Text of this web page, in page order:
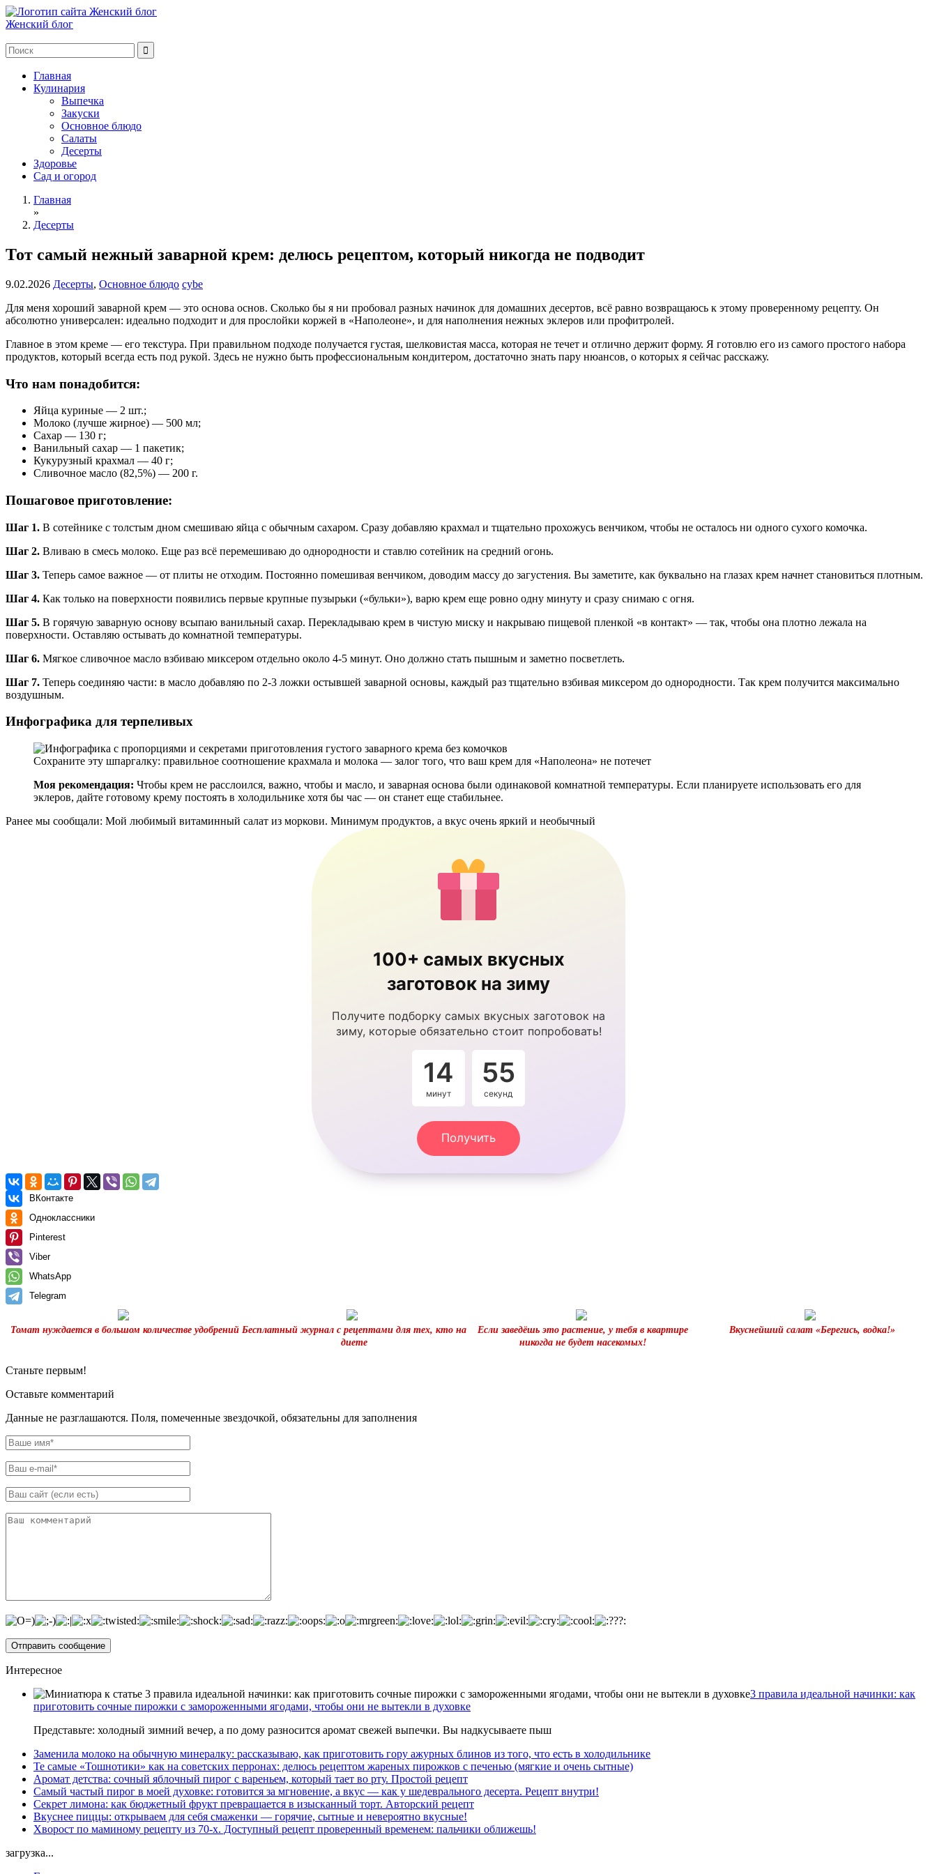
Женский блог
Главная
Кулинария
Выпечка
Закуски
Основное блюдо
Салаты
Десерты
Здоровье
Сад и огород
Главная
»
Десерты
Тот самый нежный заварной крем: делюсь рецептом, который никогда не подводит
9.02.2026 Десерты, Основное блюдо cybe
Для меня хороший заварной крем — это основа основ. Сколько бы я ни пробовал разных начинок для домашних десертов, всё равно возвращаюсь к этому проверенному рецепту. Он
абсолютно универсален: идеально подходит и для прослойки коржей в «Наполеоне», и для наполнения нежных эклеров или профитролей.
Главное в этом креме — его текстура. При правильном подходе получается густая, шелковистая масса, которая не течет и отлично держит форму. Я готовлю его из самого простого набора
продуктов, который всегда есть под рукой. Здесь не нужно быть профессиональным кондитером, достаточно знать пару нюансов, о которых я сейчас расскажу.
Что нам понадобится:
Яйца куриные — 2 шт.;
Молоко (лучше жирное) — 500 мл;
Сахар — 130 г;
Ванильный сахар — 1 пакетик;
Кукурузный крахмал — 40 г;
Сливочное масло (82,5%) — 200 г.
Пошаговое приготовление:
Шаг 1. В сотейнике с толстым дном смешиваю яйца с обычным сахаром. Сразу добавляю крахмал и тщательно прохожусь венчиком, чтобы не осталось ни одного сухого комочка.
Шаг 2. Вливаю в смесь молоко. Еще раз всё перемешиваю до однородности и ставлю сотейник на средний огонь.
Шаг 3. Теперь самое важное — от плиты не отходим. Постоянно помешивая венчиком, доводим массу до загустения. Вы заметите, как буквально на глазах крем начнет становиться плотным.
Шаг 4. Как только на поверхности появились первые крупные пузырьки («бульки»), варю крем еще ровно одну минуту и сразу снимаю с огня.
Шаг 5. В горячую заварную основу всыпаю ванильный сахар. Перекладываю крем в чистую миску и накрываю пищевой пленкой «в контакт» — так, чтобы она плотно лежала на
поверхности. Оставляю остывать до комнатной температуры.
Шаг 6. Мягкое сливочное масло взбиваю миксером отдельно около 4-5 минут. Оно должно стать пышным и заметно посветлеть.
Шаг 7. Теперь соединяю части: в масло добавляю по 2-3 ложки остывшей заварной основы, каждый раз тщательно взбивая миксером до однородности. Так крем получится максимально
воздушным.
Инфографика для терпеливых
Сохраните эту шпаргалку: правильное соотношение крахмала и молока — залог того, что ваш крем для «Наполеона» не потечет
Моя рекомендация: Чтобы крем не расслоился, важно, чтобы и масло, и заварная основа были одинаковой комнатной температуры. Если планируете использовать его для
эклеров, дайте готовому крему постоять в холодильнике хотя бы час — он станет еще стабильнее.
Ранее мы сообщали: Мой любимый витаминный салат из моркови. Минимум продуктов, а вкус очень яркий и необычный
100+ самых вкусных
заготовок на зиму
Получите подборку самых вкусных заготовок на
зиму, которые обязательно стоит попробовать!
14
минут
54
секунды
Получить
ВКонтакте
Одноклассники
Pinterest
Viber
WhatsApp
Telegram
Томат нуждается в большом количестве удобрений Бесплатный журнал с рецептами для тех, кто на
диете
Если заведёшь это растение, у тебя в квартире
никогда не будет насекомых!
Вкуснейший салат «Берегись, водка!»
Станьте первым!
Оставьте комментарий
Данные не разглашаются. Поля, помеченные звездочкой, обязательны для заполнения
Интересное
3 правила идеальной начинки: как
приготовить сочные пирожки с замороженными ягодами, чтобы они не вытекли в духовке
Представьте: холодный зимний вечер, а по дому разносится аромат свежей выпечки. Вы надкусываете пыш
Заменила молоко на обычную минералку: рассказываю, как приготовить гору ажурных блинов из того, что есть в холодильнике
Те самые «Тошнотики» как на советских перронах: делюсь рецептом жареных пирожков с печенью (мягкие и очень сытные)
Аромат детства: сочный яблочный пирог с вареньем, который тает во рту. Простой рецепт
Самый частый пирог в моей духовке: готовится за мгновение, а вкус — как у шедеврального десерта. Рецепт внутри!
Секрет лимона: как бюджетный фрукт превращается в изысканный торт. Авторский рецепт
Вкуснее пиццы: открываем для себя смаженки — горячие, сытные и невероятно вкусные!
Хворост по маминому рецепту из 70-х. Доступный рецепт проверенный временем: пальчики оближешь!
загрузка...